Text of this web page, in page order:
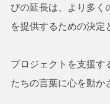
びの延長は、より多く
を提供するための決定
プロジェクトを支援す
たちの言葉に心を動か